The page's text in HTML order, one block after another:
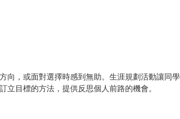
向，或面對選擇時感到無助。生涯規劃活動讓同學
立目標的方法，提供反思個人前路的機會。